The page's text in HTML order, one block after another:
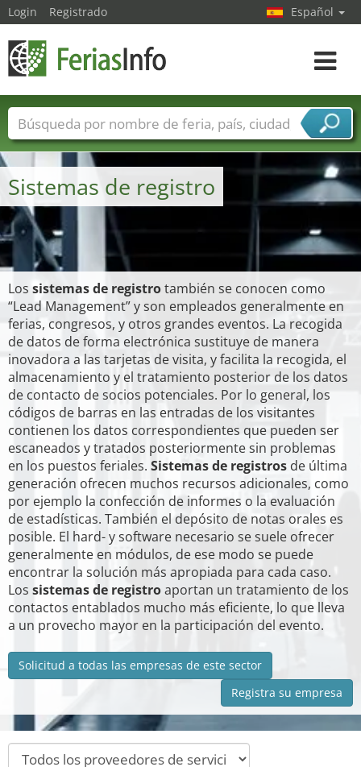
Sistemas de registro
Los sistemas de registrotambién se conocen como
“Lead Management” y son empleados generalmente en
ferias, congresos, y otros grandes eventos. La recogida
de datos de forma electrónica sustituye de manera
inovadora a las tarjetas de visita, y facilita la recogida, el
almacenamiento y el tratamiento posterior de los datos
de contacto de socios potenciales. Por lo general, los
códigos de barras en las entradas de los visitantes
contienen los datos correspondientes que pueden ser
escaneados y tratados posteriormente sin problemas
en los puestos feriales. Sistemas de registros de última
generación ofrecen muchos recursos adicionales, como
por ejemplo la confección de informes o la evaluación
de estadísticas. También el depósito de notas orales es
posible. El hard- y software necesario se suele ofrecer
generalmente en módulos, de ese modo se puede
encontrar la solución más apropiada para cada caso.
Los sistemas de registroaportan un tratamiento de los
contactos entablados mucho más eficiente, lo que lleva
a un provecho mayor en la participación del evento.
Solicitud a todas las empresas de este sector
Registra su empresa
Login Registrado Español
toggle
Nombres de ferias Países
Ciudades
Sectores de ferias
Sectores de proveedor de servicios